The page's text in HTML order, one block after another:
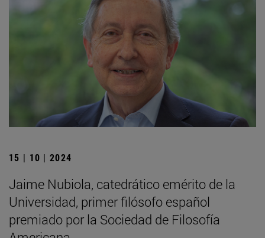
15 | 10 | 2024
Jaime Nubiola, catedrático emérito de la
Universidad, primer filósofo español
premiado por la Sociedad de Filosofía